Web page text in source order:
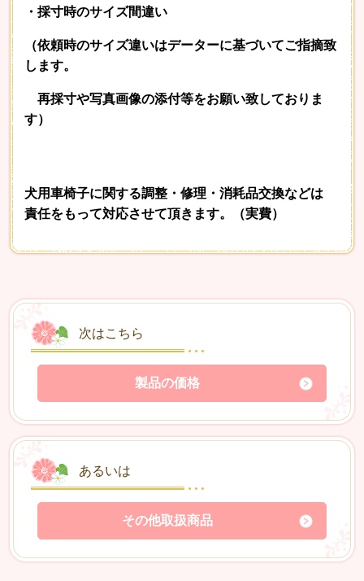
・採寸時のサイズ間違い
（依頼時のサイズ違いはデーターに基づいてご指摘致
します。
再採寸や写真画像の添付等をお願い致しておりま
す）
犬用車椅子に関する調整・修理・消耗品交換などは
責任をもって対応させて頂きます。（実費）
次はこちら
製品の価格
あるいは
その他取扱商品